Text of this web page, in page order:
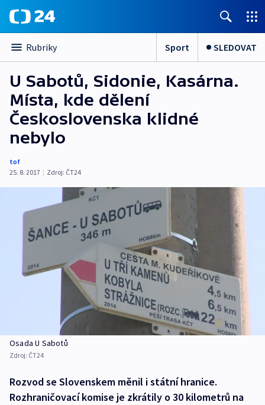
Rubriky Sport SLEDOVAT
U Sabotů, Sidonie, Kasárna.
Místa, kde dělení
Československa klidné
nebylo
tof
25. 8. 2017 | Zdroj: ČT24
Osada U Sabotů
Zdroj: ČT24
Rozvod se Slovenskem měnil i státní hranice.
Rozhraničovací komise je zkrátily o 30 kilometrů na